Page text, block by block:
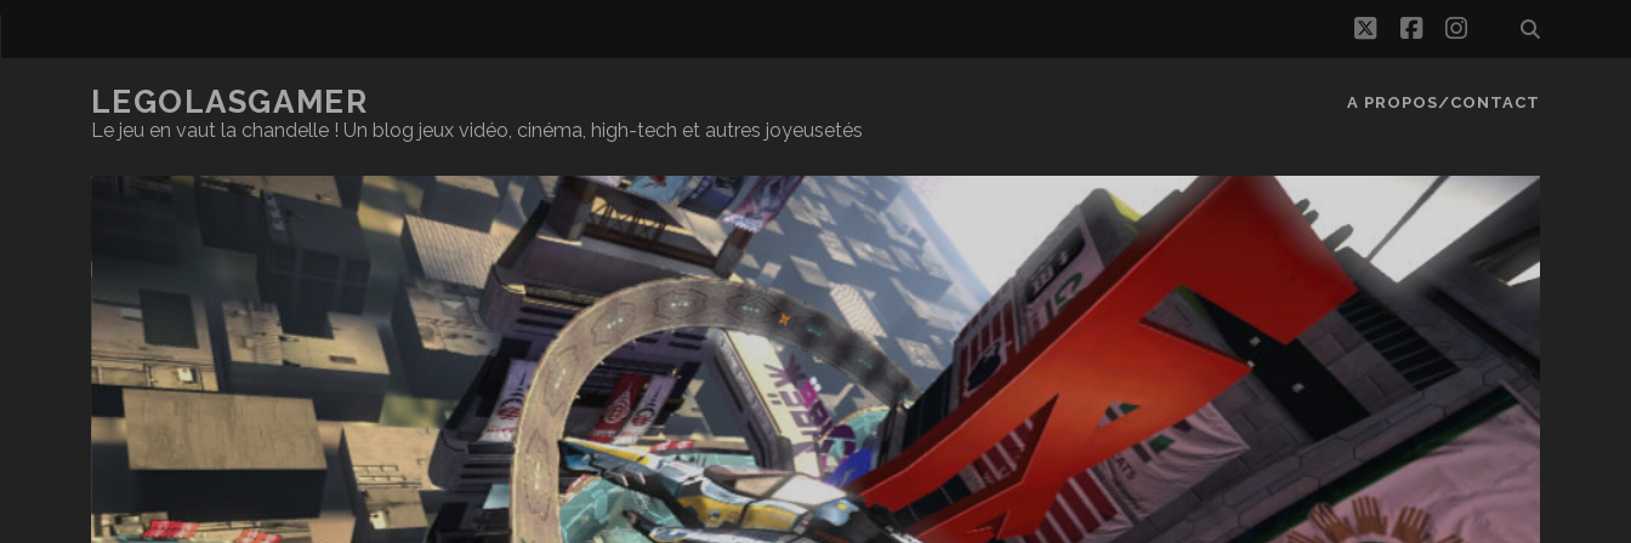
twitterfacebook
instagram
LEGOLASGAMER
Le jeu en vaut la chandelle ! Un blog jeux vidéo, cinéma, high-tech et autres joyeusetés
A PROPOS/CONTACT